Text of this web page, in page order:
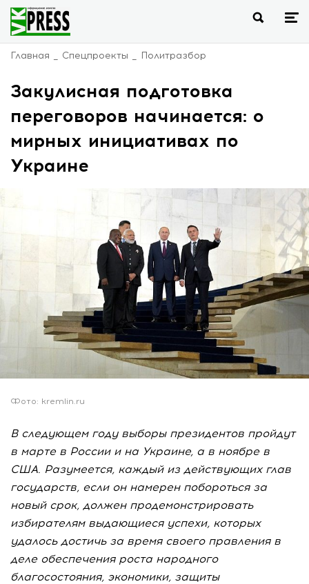
Главная Спецпроекты Политразбор
Закулисная подготовка
переговоров начинается: о
мирных инициативах по
Украине
Фото: kremlin.ru
В следующем году выборы президентов пройдут
в марте в России и на Украине, а в ноябре в
США. Разумеется, каждый из действующих глав
государств, если он намерен побороться за
новый срок, должен продемонстрировать
избирателям выдающиеся успехи, которых
удалось достичь за время своего правления в
деле обеспечения роста народного
благосостояния, экономики, защиты